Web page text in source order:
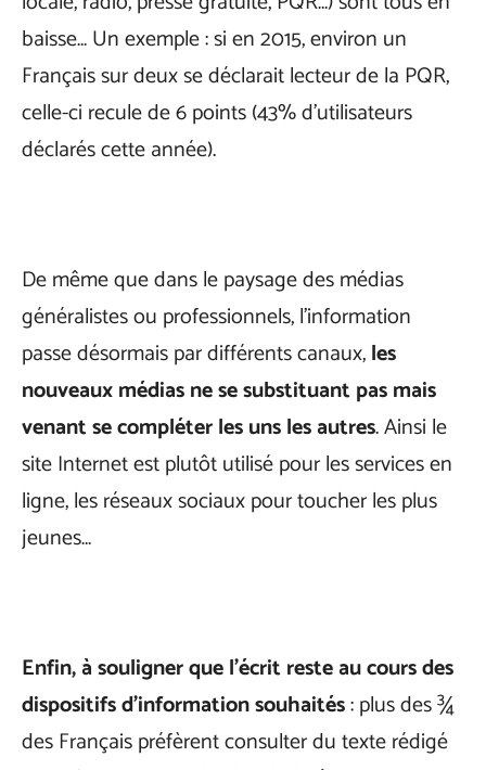
baisse… Un exemple : si en 2015, environ un
Français sur deux se déclarait lecteur de la PQR,
celle-ci recule de 6 points (43% d’utilisateurs
déclarés cette année).
De même que dans le paysage des médias
généralistes ou professionnels, l’information
passe désormais par différents canaux,les
nouveaux médias ne se substituant pas mais
venant se compléter les uns les autres. Ainsi le
site Internet est plutôt utilisé pour les services en
ligne, les réseaux sociaux pour toucher les plus
jeunes…
Enfin, à souligner que l’écrit reste au cours des
dispositifs d’information souhaités: plus des ¾
des Français préfèrent consulter du texte rédigé